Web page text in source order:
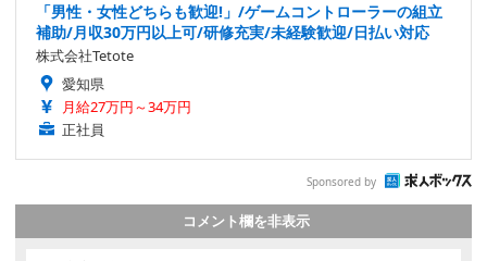
「男性・女性どちらも歓迎!」/ゲームコントローラーの組立
補助/月収30万円以上可/研修充実/未経験歓迎/日払い対応
株式会社Tetote
愛知県
月給27万円～34万円
正社員
Sponsored by
コメント欄を非表示